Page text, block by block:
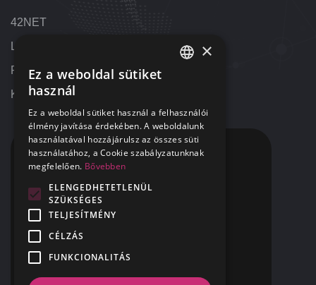
42NET
Letöltések
Referenciák
Kapcsolat
KAPCSOLAT
+36 1 424 9000
+1 313 655 7459
segitunk@42NET.hu
400 Renaissance Center Suite 2647
Detroit, MIUSA 48243
×
Ez a weboldal sütiket
használ
Ez a weboldal sütiket használ a felhasználói
élmény javítása érdekében. A weboldalunk
használatával hozzájárulsz az összes süti
használatához, a Cookie szabályzatunknak
megfelelően. Bővebben
ELENGEDHETETLENÜL
SZÜKSÉGES
TELJESÍTMÉNY
CÉLZÁS
FUNKCIONALITÁS